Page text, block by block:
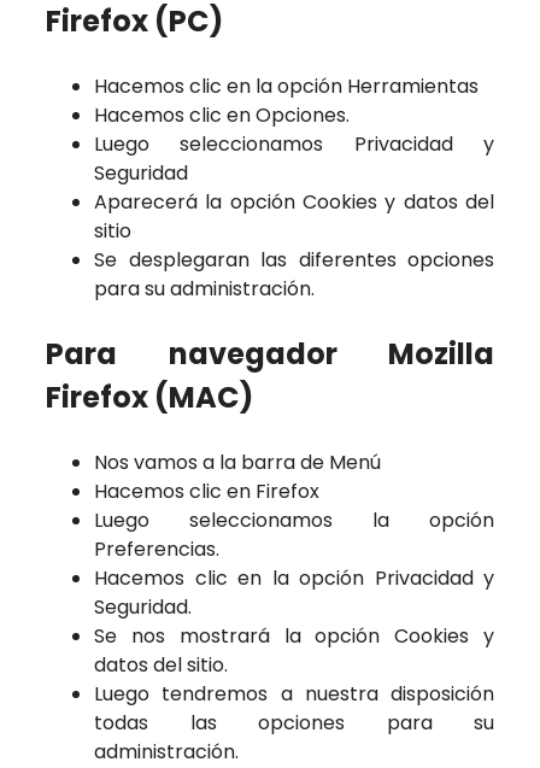
Firefox (PC)
Hacemos clic en la opción Herramientas
Hacemos clic en Opciones.
Luego seleccionamos Privacidad y
Seguridad
Aparecerá la opción Cookies y datos del
sitio
Se desplegaran las diferentes opciones
para su administración.
Para navegador Mozilla
Firefox (MAC)
Nos vamos a la barra de Menú
Hacemos clic en Firefox
Luego seleccionamos la opción
Preferencias.
Hacemos clic en la opción Privacidad y
Seguridad.
Se nos mostrará la opción Cookies y
datos del sitio.
Luego tendremos a nuestra disposición
todas las opciones para su
administración.